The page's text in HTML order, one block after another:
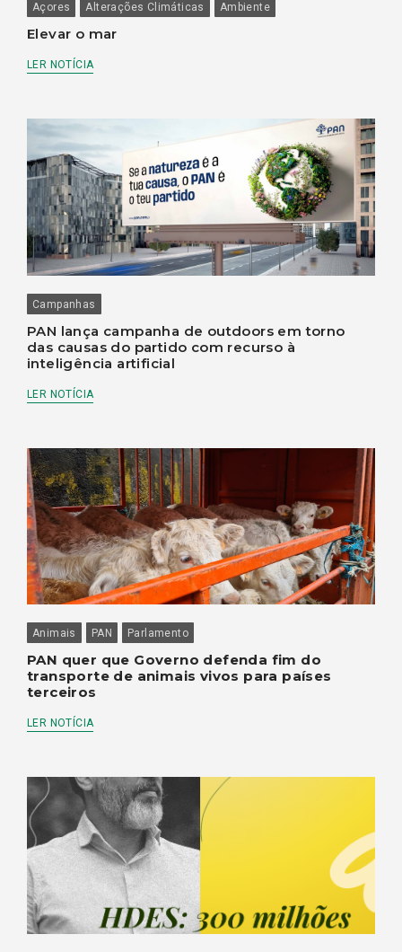
Açores Alterações Climáticas Ambiente
Elevar o mar
LER NOTÍCIA
Campanhas
PAN lança campanha de outdoors em torno
das causas do partido com recurso à
inteligência artificial
LER NOTÍCIA
Animais PAN Parlamento
PAN quer que Governo defenda fim do
transporte de animais vivos para países
terceiros
LER NOTÍCIA